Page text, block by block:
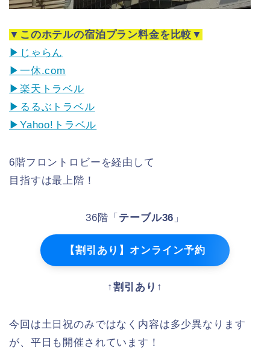
▼このホテルの宿泊プラン料金を比較▼
▶じゃらん
▶一休.com
▶楽天トラベル
▶るるぶトラベル
▶Yahoo!トラベル
6階フロントロビーを経由して
目指すは最上階！
36階「 テーブル36 」
【割引あり】オンライン予約
↑割引あり↑
今回は土日祝のみではなく内容は多少異なります
が、平日も開催されています！